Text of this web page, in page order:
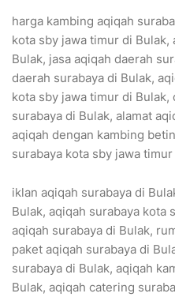
harga kambing aqiqah
kota sby jawa timur di Bulak,
Bulak, jasa aqiqah daerah
daerah surabaya di Bulak,
kota sby jawa timur di
surabaya di Bulak, alamat
aqiqah dengan kambing
surabaya kota sby jawa
iklan aqiqah surabaya di
Bulak, aqiqah surabaya kota
aqiqah surabaya di Bulak,
paket aqiqah surabaya di
surabaya di Bulak, aqiqah
Bulak, aqiqah catering